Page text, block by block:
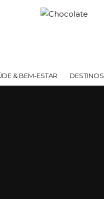
& BEM-ESTAR DESTINOS